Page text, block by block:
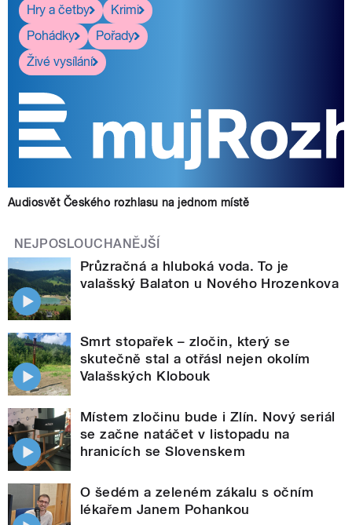
Hry a četby
Krimi
Pohádky
Pořady
Živé vysílání
Audiosvět Českého rozhlasu na jednom místě
NEJPOSLOUCHANĚJŠÍ
Průzračná a hluboká voda. To je
valašský Balaton u Nového Hrozenkova
Smrt stopařek – zločin, který se
skutečně stal a otřásl nejen okolím
Valašských Klobouk
Místem zločinu bude i Zlín. Nový seriál
se začne natáčet v listopadu na
hranicích se Slovenskem
O šedém a zeleném zákalu s očním
lékařem Janem Pohankou